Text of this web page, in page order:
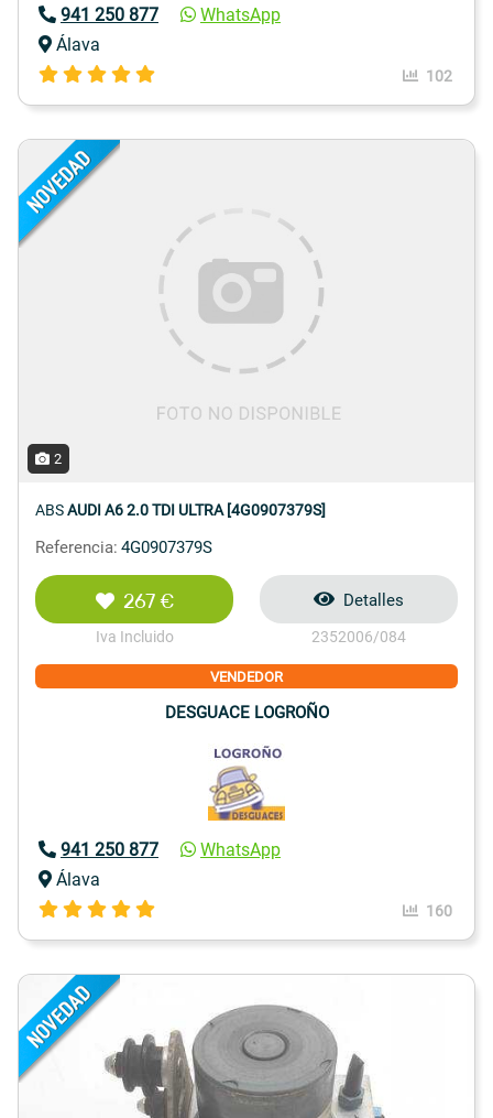
941 250 877
WhatsApp
Álava
102
2
ABSAUDI A6 2.0 TDI ULTRA [4G0907379S]
Referencia: 4G0907379S
267 €
Iva Incluido
Detalles
2352006/084
VENDEDOR
DESGUACE LOGROÑO
941 250 877
WhatsApp
Álava
160